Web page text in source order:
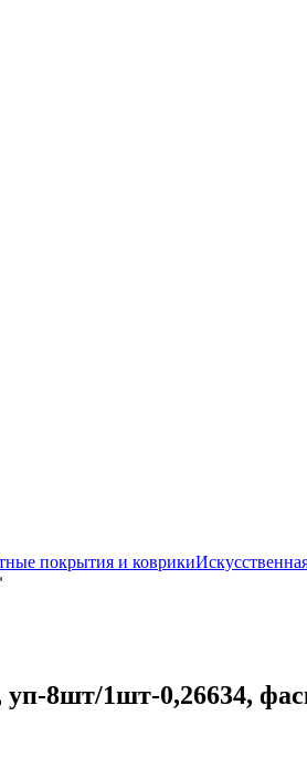
покрытия и коврики
8шт/1шт-0,26634,